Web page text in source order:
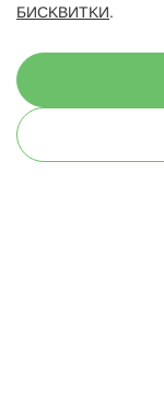
© 2026
БИСКВИТКИ .